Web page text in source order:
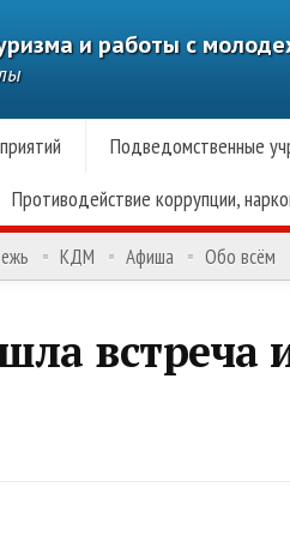
и работы с
Подведомственные
Противодействие коррупции,
КДМ Афиша Обо всём
встреча